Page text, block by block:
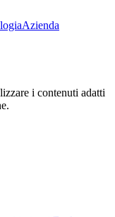
Azienda
i contenuti adatti